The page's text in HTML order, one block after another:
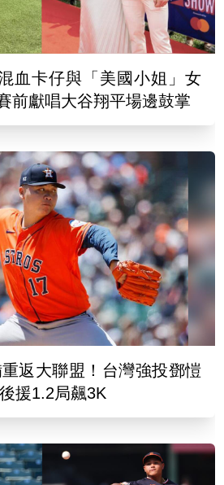
血卡仔與「美國小姐」女
前獻唱大谷翔平場邊鼓掌
返大聯盟！台灣強投鄧愷
援1.2局飆3K